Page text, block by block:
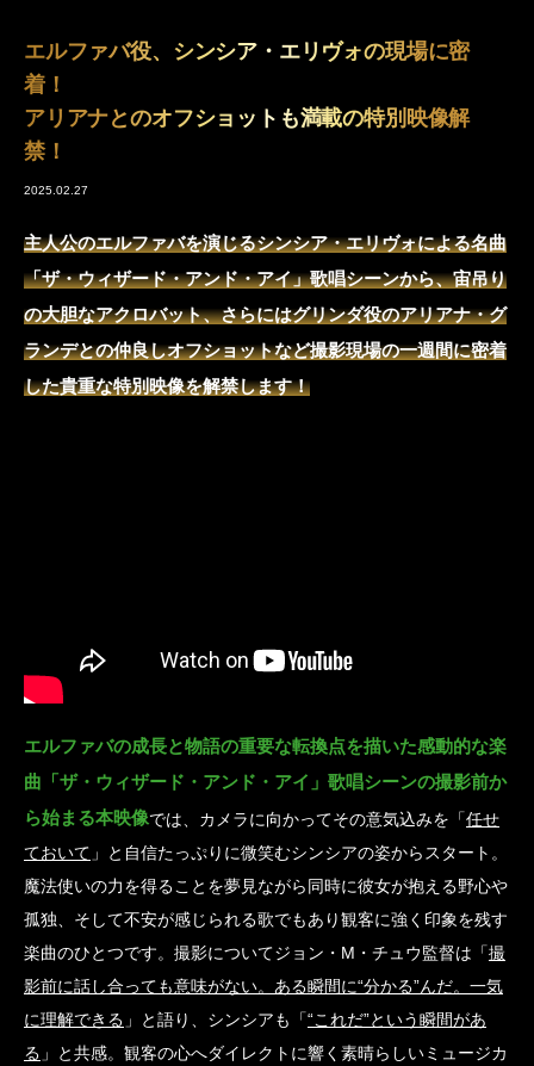
エルファバ役、シンシア・エリヴォの現場に密
着！
アリアナとのオフショットも満載の特別映像解
禁！
2025.02.27
主人公のエルファバを演じるシンシア・エリヴォによる名曲
「ザ・ウィザード・アンド・アイ」歌唱シーンから、宙吊り
の大胆なアクロバット、さらにはグリンダ役のアリアナ・グ
ランデとの仲良しオフショットなど撮影現場の一週間に密着
した貴重な特別映像を解禁します！
エルファバの成長と物語の重要な転換点を描いた感動的な楽
曲「ザ・ウィザード・アンド・アイ」歌唱シーンの撮影前か
ら始まる本映像では、カメラに向かってその意気込みを「任せ
ておいて 」と自信たっぷりに微笑むシンシアの姿からスタート。
魔法使いの力を得ることを夢見ながら同時に彼女が抱える野心や
孤独、そして不安が感じられる歌でもあり観客に強く印象を残す
楽曲のひとつです。撮影についてジョン・M・チュウ監督は「撮
影前に話し合っても意味がない。ある瞬間に“分かる”んだ。一気
に理解できる 」と語り、シンシアも「“これだ”という瞬間があ
る 」と共感。観客の心へダイレクトに響く素晴らしいミュージカ